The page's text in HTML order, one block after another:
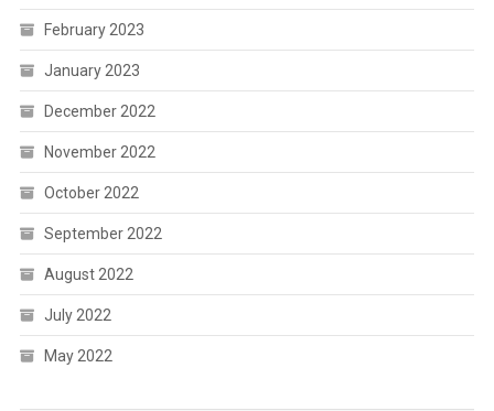
February 2023
January 2023
December 2022
November 2022
October 2022
September 2022
August 2022
July 2022
May 2022